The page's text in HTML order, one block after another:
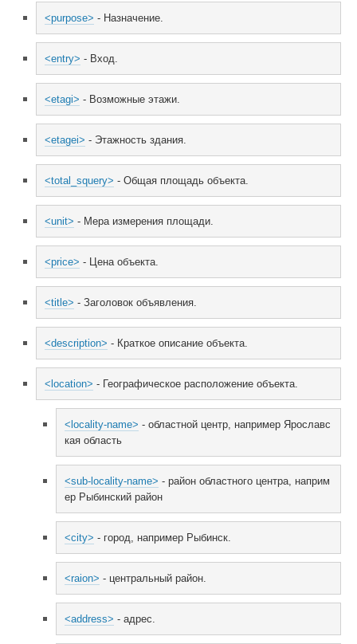
<purpose> - Назначение.
<entry> - Вход.
<etagi> - Возможные этажи.
<etagei> - Этажность здания.
<total_squery> - Общая площадь объекта.
<unit> - Мера измерения площади.
<price> - Цена объекта.
<title> - Заголовок объявления.
<description> - Краткое описание объекта.
<location> - Географическое расположение объекта.
<locality-name> - областной центр, например Ярославс
кая область
<sub-locality-name> - район областного центра, наприм
ер Рыбинский район
<city> - город, например Рыбинск.
<raion> - центральный район.
<address> - адрес.